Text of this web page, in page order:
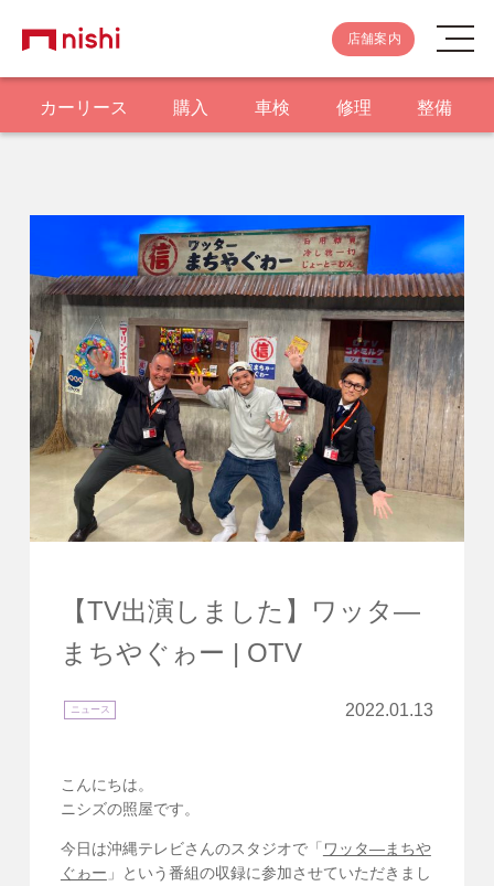
店舗案内
カーリース 購入 車検 修理 整備
【TV出演しました】ワッタ―
まちやぐゎー | OTV
ニュース 2022.01.13
こんにちは。
ニシズの照屋です。
今日は沖縄テレビさんのスタジオで「 ワッタ―まちや
ぐゎー 」という番組の収録に参加させていただきまし